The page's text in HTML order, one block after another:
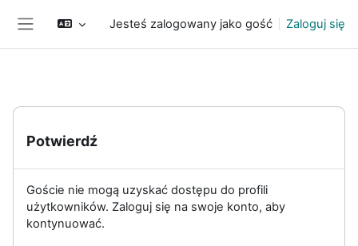
Jesteś zalogowany jako gość Zaloguj się
Potwierdź
Goście nie mogą uzyskać dostępu do profili
użytkowników. Zaloguj się na swoje konto, aby
kontynuować.